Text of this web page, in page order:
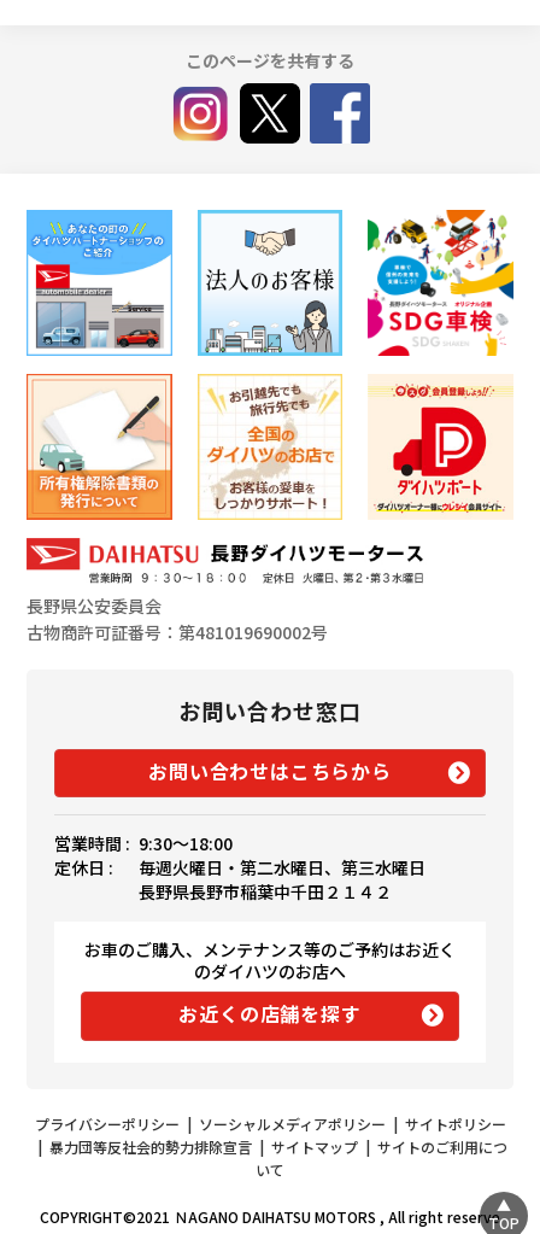
このページを共有する
長野県公安委員会
古物商許可証番号：第481019690002号
お問い合わせ窓口
お問い合わせはこちらから
営業時間 : 9:30〜18:00
定休日 :
毎週火曜日・第二水曜日、第三水曜日
長野県長野市稲葉中千田２１４２
お車のご購入、メンテナンス等のご予約はお近く
のダイハツのお店へ
お近くの店舗を探す
プライバシーポリシー | ソーシャルメディアポリシー | サイトポリシー
| 暴力団等反社会的勢力排除宣言| サイトマップ| サイトのご利用につ
いて
COPYRIGHT©2021 ＮAGANO DAIHATSU MOTORS , All right reserveTOP